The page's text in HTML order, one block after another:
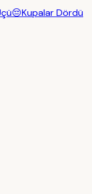
😔Kupalar Dördü